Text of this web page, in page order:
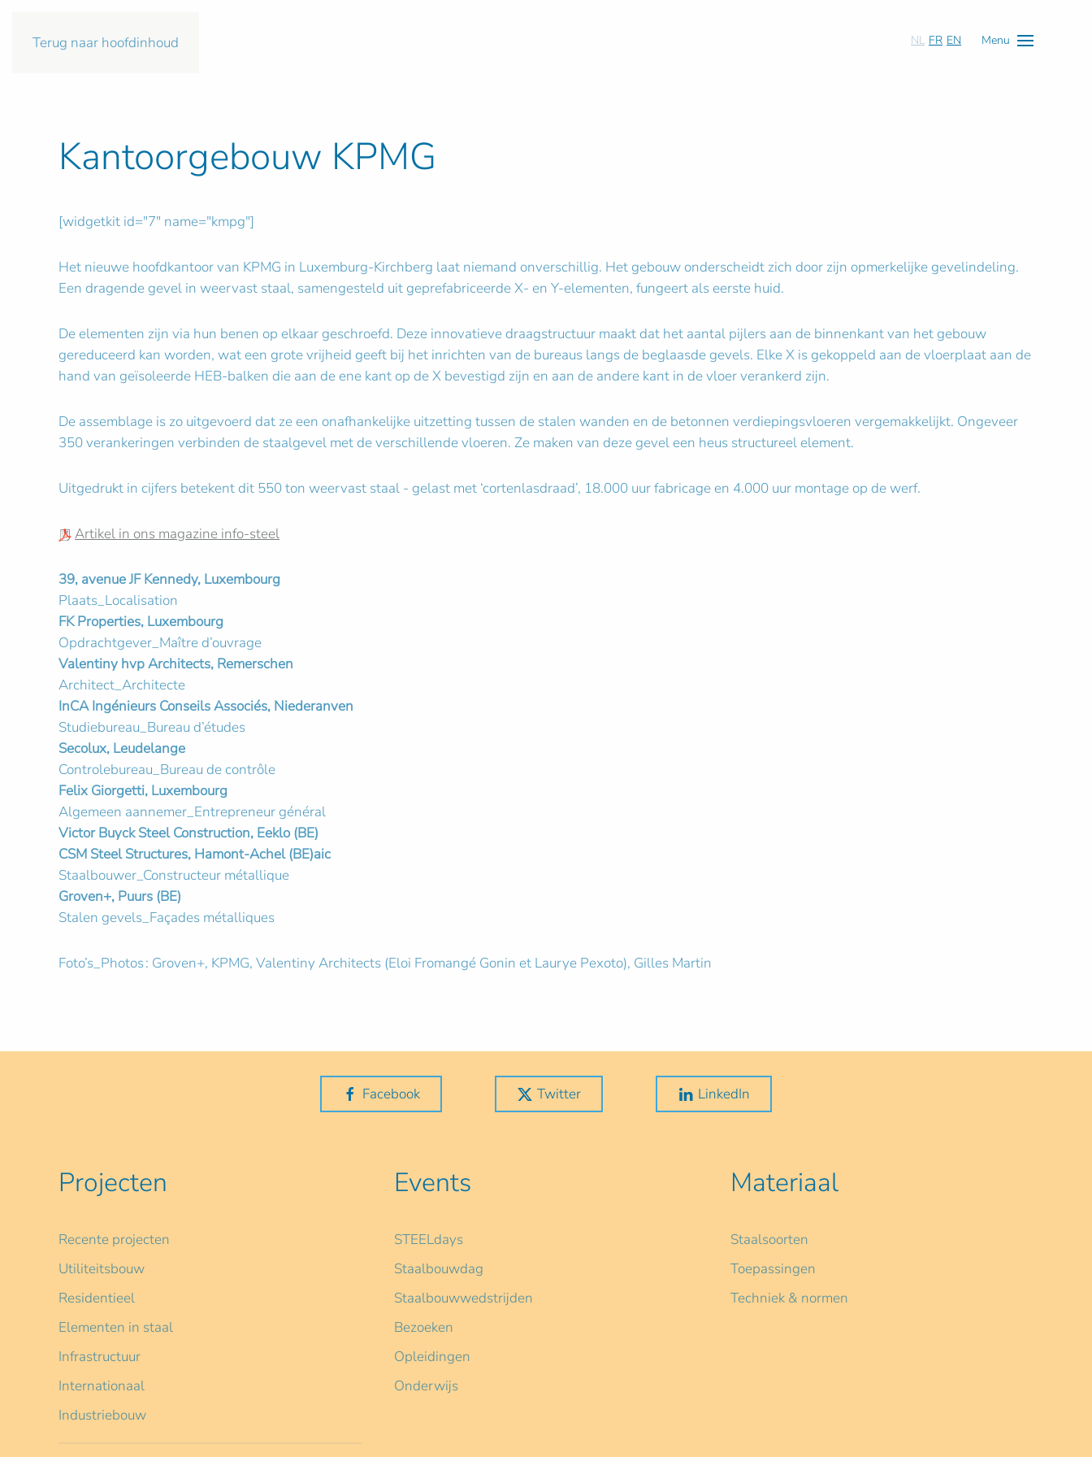
Terug naar hoofdinhoud NL FR EN Menu
Kantoorgebouw KPMG
[widgetkit id="7" name="kmpg"]
Het nieuwe hoofdkantoor van KPMG in Luxemburg-Kirchberg laat niemand onverschillig. Het gebouw onderscheidt zich door zijn opmerkelijke gevelindeling.
Een dragende gevel in weervast staal, samengesteld uit geprefabriceerde X- en Y-elementen, fungeert als eerste huid.
De elementen zijn via hun benen op elkaar geschroefd. Deze innovatieve draagstructuur maakt dat het aantal pijlers aan de binnenkant van het gebouw
gereduceerd kan worden, wat een grote vrijheid geeft bij het inrichten van de bureaus langs de beglaasde gevels. Elke X is gekoppeld aan de vloerplaat aan de
hand van geïsoleerde HEB-balken die aan de ene kant op de X bevestigd zijn en aan de andere kant in de vloer verankerd zijn.
De assemblage is zo uitgevoerd dat ze een onafhankelijke uitzetting tussen de stalen wanden en de betonnen verdiepingsvloeren vergemakkelijkt. Ongeveer
350 verankeringen verbinden de staalgevel met de verschillende vloeren. Ze maken van deze gevel een heus structureel element.
Uitgedrukt in cijfers betekent dit 550 ton weervast staal - gelast met ‘cortenlasdraad’, 18.000 uur fabricage en 4.000 uur montage op de werf.
Artikel in ons magazine info-steel
39, avenue JF Kennedy, Luxembourg
Plaats_Localisation
FK Properties, Luxembourg
Opdrachtgever_Maître d’ouvrage
Valentiny hvp Architects, Remerschen
Architect_Architecte
InCA Ingénieurs Conseils Associés, Niederanven
Studiebureau_Bureau d’études
Secolux, Leudelange
Controlebureau_Bureau de contrôle
Felix Giorgetti, Luxembourg
Algemeen aannemer_Entrepreneur général
Victor Buyck Steel Construction, Eeklo (BE)
CSM Steel Structures, Hamont-Achel (BE)aic
Staalbouwer_Constructeur métallique
Groven+, Puurs (BE)
Stalen gevels_Façades métalliques
Foto’s_Photos : Groven+, KPMG, Valentiny Architects (Eloi Fromangé Gonin et Laurye Pexoto), Gilles Martin
Facebook Twitter LinkedIn
Projecten
Recente projecten
Utiliteitsbouw
Residentieel
Elementen in staal
Infrastructuur
Internationaal
Industriebouw
Events
STEELdays
Staalbouwdag
Staalbouwwedstrijden
Bezoeken
Opleidingen
Onderwijs
Materiaal
Staalsoorten
Toepassingen
Techniek & normen